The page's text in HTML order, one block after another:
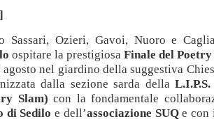
Sassari, Ozieri, Gavoi, Nuoro e
ospitare la prestigiosa Finale del Poetry
nel giardino della suggestiva
dalla sezione sarda della
Slam) con la fondamentale
di Sedilo e dell’associazione SUQe con